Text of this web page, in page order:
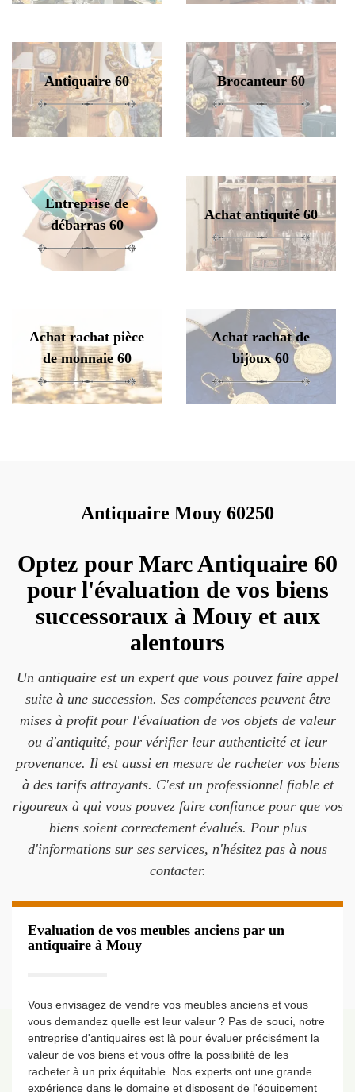
Antiquaire 60 Brocanteur 60
Entreprise de
débarras 60
Achat antiquité 60
Achat rachat pièce
de monnaie 60
Achat rachat de
bijoux 60
Antiquaire Mouy 60250
Optez pour Marc Antiquaire 60
pour l'évaluation de vos biens
successoraux à Mouy et aux
alentours
Un antiquaire est un expert que vous pouvez faire appel
suite à une succession. Ses compétences peuvent être
mises à profit pour l'évaluation de vos objets de valeur
ou d'antiquité, pour vérifier leur authenticité et leur
provenance. Il est aussi en mesure de racheter vos biens
à des tarifs attrayants. C'est un professionnel fiable et
rigoureux à qui vous pouvez faire confiance pour que vos
biens soient correctement évalués. Pour plus
d'informations sur ses services, n'hésitez pas à nous
contacter.
Evaluation de vos meubles anciens par un
antiquaire à Mouy
Vous envisagez de vendre vos meubles anciens et vous
vous demandez quelle est leur valeur ? Pas de souci, notre
entreprise d'antiquaires est là pour évaluer précisément la
valeur de vos biens et vous offre la possibilité de les
racheter à un prix équitable. Nos experts ont une grande
expérience dans le domaine et disposent de l'équipement